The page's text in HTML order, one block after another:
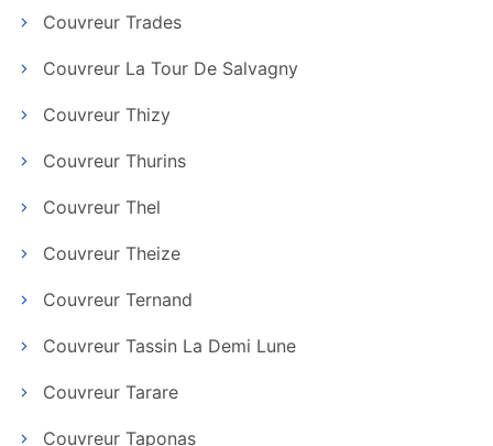
Couvreur Trades
Couvreur La Tour De Salvagny
Couvreur Thizy
Couvreur Thurins
Couvreur Thel
Couvreur Theize
Couvreur Ternand
Couvreur Tassin La Demi Lune
Couvreur Tarare
Couvreur Taponas